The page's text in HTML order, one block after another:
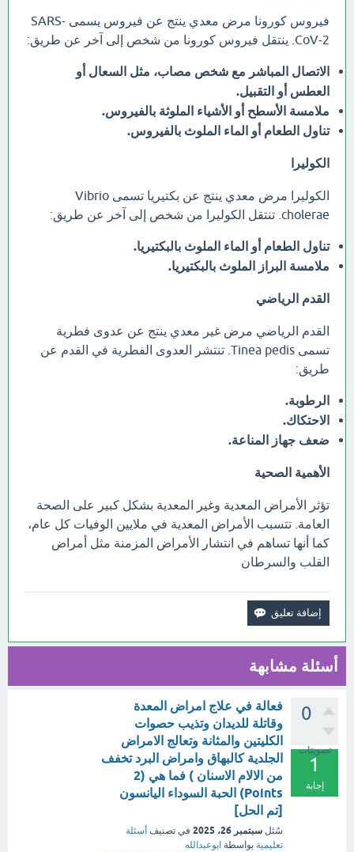
فيروس كورونا مرض معدي ينتج عن فيروس يسمى SARS-
CoV-2. ينتقل فيروس كورونا من شخص إلى آخر عن طريق:
الاتصال المباشر مع شخص مصاب، مثل السعال أو
العطس أو التقبيل.
ملامسة الأسطح أو الأشياء الملوثة بالفيروس.
تناول الطعام أو الماء الملوث بالفيروس.
الكوليرا
الكوليرا مرض معدي ينتج عن بكتيريا تسمى Vibrio
cholerae. تنتقل الكوليرا من شخص إلى آخر عن طريق:
تناول الطعام أو الماء الملوث بالبكتيريا.
ملامسة البراز الملوث بالبكتيريا.
القدم الرياضي
القدم الرياضي مرض غير معدي ينتج عن عدوى فطرية
تسمى Tinea pedis. تنتشر العدوى الفطرية في القدم عن
طريق:
الرطوبة.
الاحتكاك.
ضعف جهاز المناعة.
الأهمية الصحية
تؤثر الأمراض المعدية وغير المعدية بشكل كبير على الصحة
العامة. تتسبب الأمراض المعدية في ملايين الوفيات كل عام،
كما أنها تساهم في انتشار الأمراض المزمنة مثل أمراض
القلب والسرطان
أسئلة مشابهة
0
تصويتات
1
إجابة
فعالة في علاج امراض المعدة
وقاتلة للديدان وتذيب حصوات
الكليتين والمثانة وتعالج الامراض
الجلدية كالبهاق وامراض البرد تخفف
من الالام الاسنان ) فما هي (2
Points) الحبة السوداء اليانسون
[تم الحل]
سُئل سبتمبر 26، 2025 في تصنيف أسئلة
تعليمية بواسطة ابوعبدالله